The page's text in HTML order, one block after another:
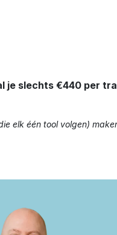
je slechts €440 per
elk één tool volgen)